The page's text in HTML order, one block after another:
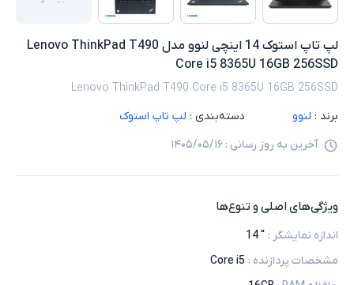
لپ تاپ استوک 14 اینچی لنوو مدل Lenovo ThinkPad T490
Core i5 8365U 16GB 256SSD
Lenovo ThinkPad T490 Core i5 8365U 16GB 256SSD
برند : لنوو دسته‌بندی : لپ تاپ استوک
آخرین به روز رسانی : ۱۴۰۵/۰۵/۱۶
ویژگی‌های اصلی و تنوع‌ها
اندازه نمایشگر :
" 14
مشخصات پردازنده :
Core i5